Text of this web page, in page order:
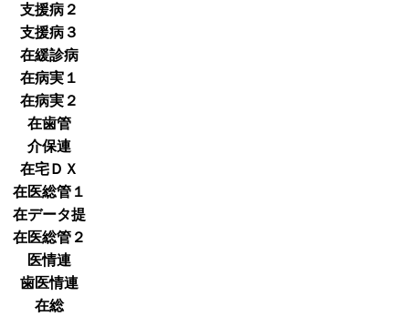
支援病２
支援病３
在緩診病
在病実１
在病実２
在歯管
介保連
在宅ＤＸ
在医総管１
在データ提
在医総管２
医情連
歯医情連
在総